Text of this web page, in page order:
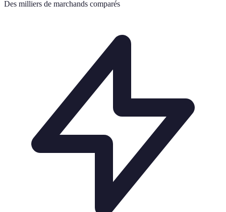
Des milliers de marchands comparés